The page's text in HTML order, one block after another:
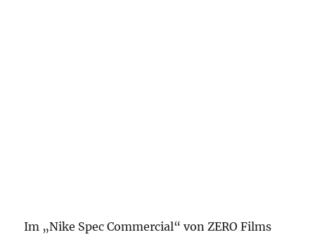
Im „Nike Spec Commercial“ von ZERO Films